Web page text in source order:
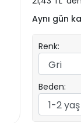
Aynı gün
Renk:
Beden: